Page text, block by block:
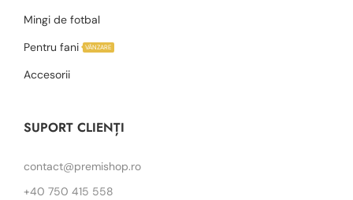
Mingi de fotbal
Pentru fani
VÂNZARE
Accesorii
SUPORT CLIENȚI
contact@premishop.ro
+40 750 415 558